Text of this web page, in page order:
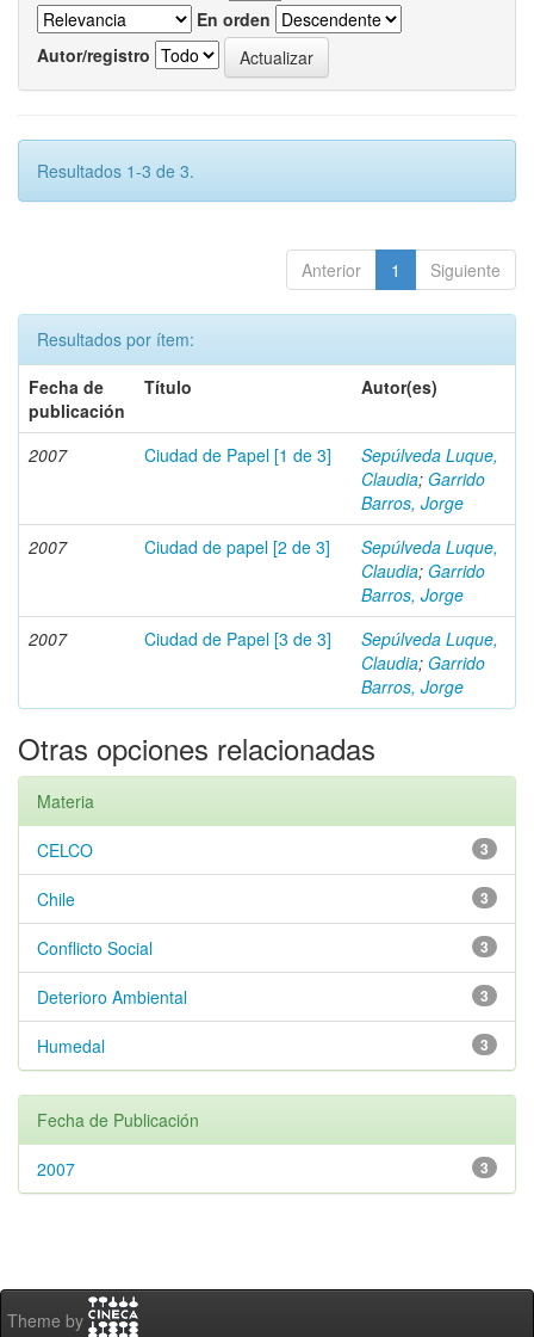
En orden
Autor/registro
Resultados 1-3 de 3.
Anterior 1 Siguiente
Resultados por ítem:
Fecha de
publicación
Título Autor(es)
2007 Ciudad de Papel [1 de 3]
Sepúlveda Luque,
Claudia; Garrido
Barros, Jorge
2007
Ciudad de papel [2 de 3]
Sepúlveda Luque,
Claudia; Garrido
Barros, Jorge
2007
Ciudad de Papel [3 de 3]
Sepúlveda Luque,
Claudia; Garrido
Barros, Jorge
Otras opciones relacionadas
Materia
3
CELCO
3
Chile
3
Conflicto Social
3
Deterioro Ambiental
3
Humedal
Fecha de Publicación
3
2007
Theme by